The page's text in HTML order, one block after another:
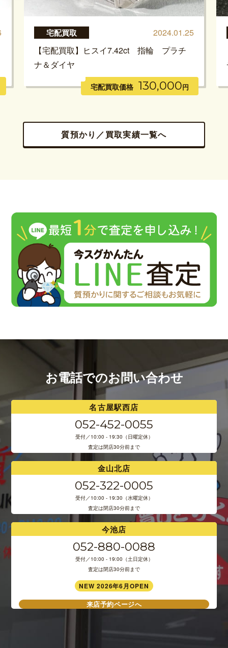
宅配買取
2024.01.25
【宅配買取】ヒスイ7.42ct 指輪 プラチ
ナ＆ダイヤ
宅配買取価格 130,000円
質預かり／買取実績一覧へ
お電話でのお問い合わせ
名古屋駅西店
052-452-0055
受付／10:00 - 19:30（日曜定休）
査定は閉店30分前まで
金山北店
052-322-0005
受付／10:00 - 19:30（水曜定休）
査定は閉店30分前まで
今池店
052-880-0088
受付／10:00 - 19:00（土日定休）
査定は閉店30分前まで
NEW 2026年6月OPEN
来店予約ページへ